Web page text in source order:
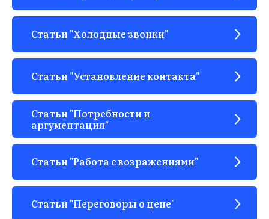
Статьи "Холодные звонки"
Статьи "Установление контакта"
Статьи "Потребности и
аргументация"
Статьи "Работа с возражениями"
Статьи "Переговоры о цене"